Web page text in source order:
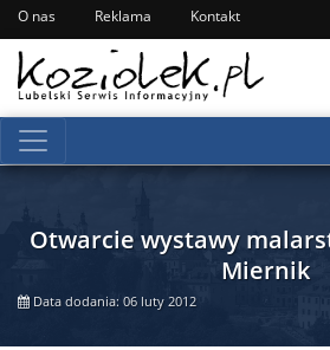
O nas Reklama Kontakt
Otwarcie wystawy
Miernik
Data dodania: 06 luty 2012